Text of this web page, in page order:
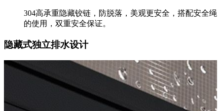
304高承重隐藏铰链，防脱落，美观更安全，搭配安全绳
的使用，双重安全保证。
隐藏式独立排水设计